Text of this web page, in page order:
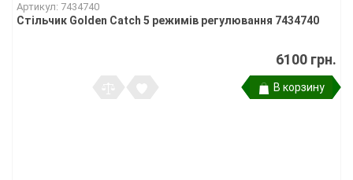
Артикул: 7434740
Стільчик Golden Catch 5 режимів регулювання 7434740
6100 грн.
В корзину